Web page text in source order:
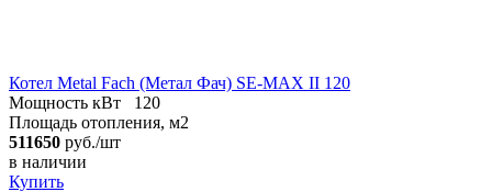
Котел Metal Fach (Метал Фач) SE-MAX II 120
Мощность кВт
120
Площадь отопления, м2
511650 руб./шт
в наличии
Купить